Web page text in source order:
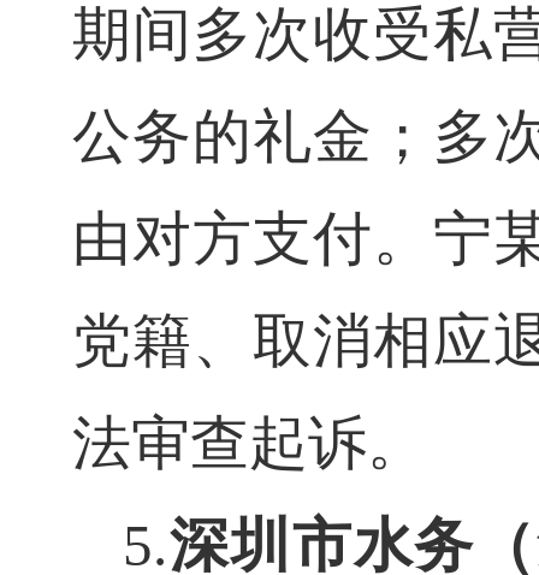
期间多次收受私
公务的礼金；多
由对方支付。宁
党籍、取消相应
法审查起诉。
5.深圳市水务